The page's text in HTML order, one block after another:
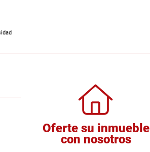
Oferte su inmueble
con nosotros